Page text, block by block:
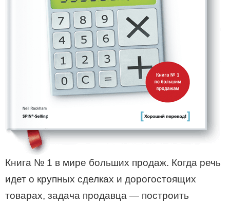
Книга № 1 в мире больших продаж. Когда речь
идет о крупных сделках и дорогостоящих
товарах, задача продавца — построить